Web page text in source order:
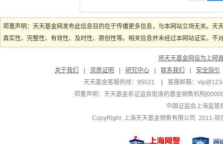
郑重声明：天天基金网发布此信息目的在于传播更多信息，与本网站立场无关。
真实性、完整性、有效性、及时性、原创性等。相关信息并未经过本网站证实，
将天天基金网设为上网
关于我们
资质证明 研究中心 联系我们
安全指引
天天基金客服热线：95021
客服邮箱：
郑重声明： 天天基金系证监会批准的基金销售机构
中国证监会上海监管
CopyRight 上海天天基金销售有限公司 2011-